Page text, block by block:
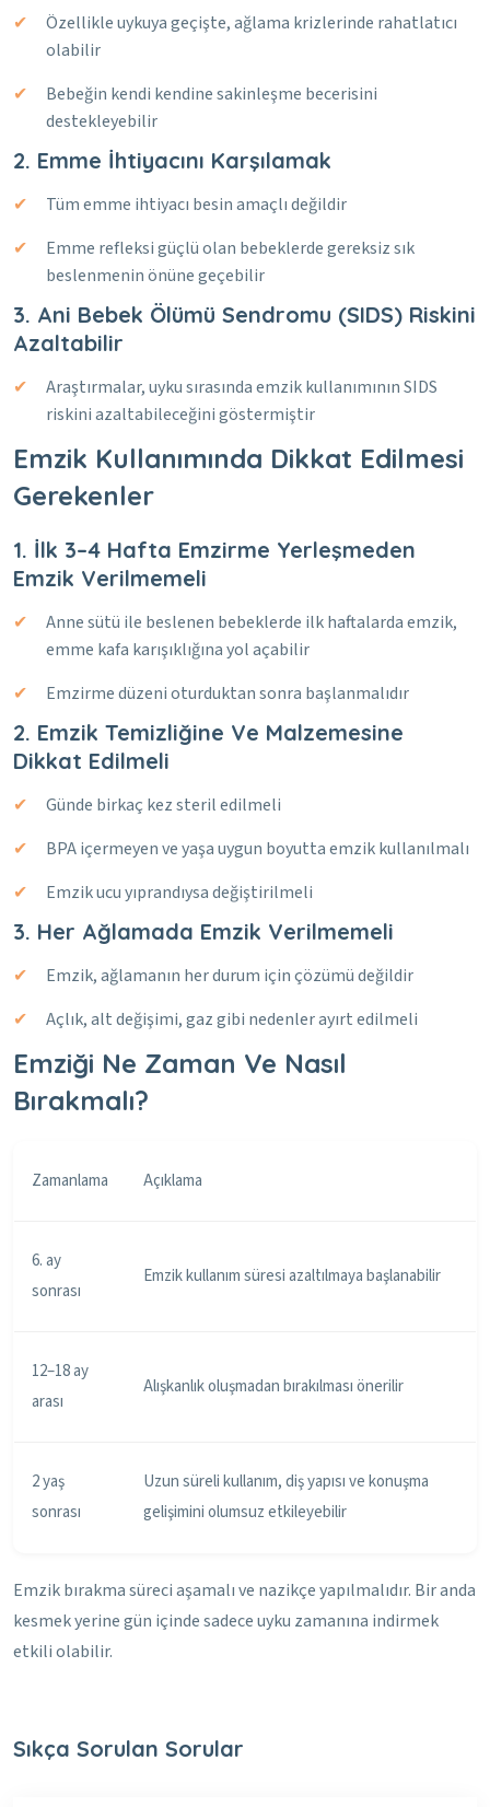
Özellikle uykuya geçişte, ağlama krizlerinde rahatlatıcı
olabilir
Bebeğin kendi kendine sakinleşme becerisini
destekleyebilir
2. Emme İhtiyacını Karşılamak
Tüm emme ihtiyacı besin amaçlı değildir
Emme refleksi güçlü olan bebeklerde gereksiz sık
beslenmenin önüne geçebilir
3. Ani Bebek Ölümü Sendromu (SIDS) Riskini
Azaltabilir
Araştırmalar, uyku sırasında emzik kullanımının SIDS
riskini azaltabileceğini göstermiştir
Emzik Kullanımında Dikkat Edilmesi
Gerekenler
1. İlk 3–4 Hafta Emzirme Yerleşmeden
Emzik Verilmemeli
Anne sütü ile beslenen bebeklerde ilk haftalarda emzik,
emme kafa karışıklığına yol açabilir
Emzirme düzeni oturduktan sonra başlanmalıdır
2. Emzik Temizliğine Ve Malzemesine
Dikkat Edilmeli
Günde birkaç kez steril edilmeli
BPA içermeyen ve yaşa uygun boyutta emzik kullanılmalı
Emzik ucu yıprandıysa değiştirilmeli
3. Her Ağlamada Emzik Verilmemeli
Emzik, ağlamanın her durum için çözümü değildir
Açlık, alt değişimi, gaz gibi nedenler ayırt edilmeli
Emziği Ne Zaman Ve Nasıl
Bırakmalı?
Zamanlama Açıklama
6. ay
sonrası
Emzik kullanım süresi azaltılmaya başlanabilir
12–18 ay
arası
Alışkanlık oluşmadan bırakılması önerilir
2 yaş
sonrası
Uzun süreli kullanım, diş yapısı ve konuşma
gelişimini olumsuz etkileyebilir
Emzik bırakma süreci aşamalı ve nazikçe yapılmalıdır. Bir anda
kesmek yerine gün içinde sadece uyku zamanına indirmek
etkili olabilir.
Sıkça Sorulan Sorular